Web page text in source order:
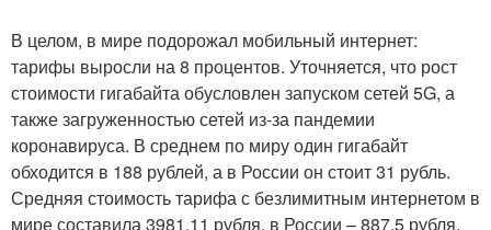
В целом, в мире подорожал мобильный интернет:
тарифы выросли на 8 процентов. Уточняется, что рост
стоимости гигабайта обусловлен запуском сетей 5G, а
также загруженностью сетей из-за пандемии
коронавируса. В среднем по миру один гигабайт
обходится в 188 рублей, а в России он стоит 31 рубль.
Средняя стоимость тарифа с безлимитным интернетом в
мире составила 3981,11 рубля, в России – 887,5 рубля,